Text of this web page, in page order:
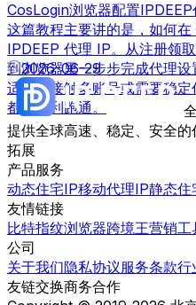
CosLogin浏览器配置
这篇教程主要讲的是，如何
IPDEEP 代理 IP。从注册领
到浏览器里一步步完成代理设
适合刚接触多账号或需要稳
都能顺利跑通。
2026-06-29
提供全球高速、稳定、安全
拓展
产品服务
动态住宅IP移动代理IP静态住
友情链接
比特指纹浏览器跨境王营销工
公司
关于我们隐私协议服务条款行
友链交换商务合作